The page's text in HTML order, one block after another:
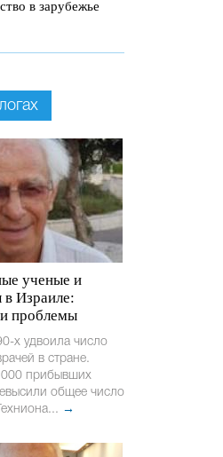
в зарубежье
ученые и
в Израиле:
проблемы
х удвоила число
в стране.
прибывших
общее число
→